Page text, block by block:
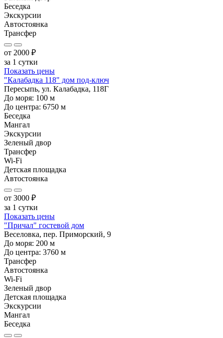
Беседка
Экскурсии
Автостоянка
Трансфер
от 2000 ₽
за 1 сутки
Показать цены
"Калабадка 118" дом под-ключ
Пересыпь, ул. Калабадка, 118Г
До моря: 100 м
До центра: 6750 м
Беседка
Мангал
Экскурсии
Зеленый двор
Трансфер
Wi-Fi
Детская площадка
Автостоянка
от 3000 ₽
за 1 сутки
Показать цены
"Причал" гостевой дом
Веселовка, пер. Приморский, 9
До моря: 200 м
До центра: 3760 м
Трансфер
Автостоянка
Wi-Fi
Зеленый двор
Детская площадка
Экскурсии
Мангал
Беседка